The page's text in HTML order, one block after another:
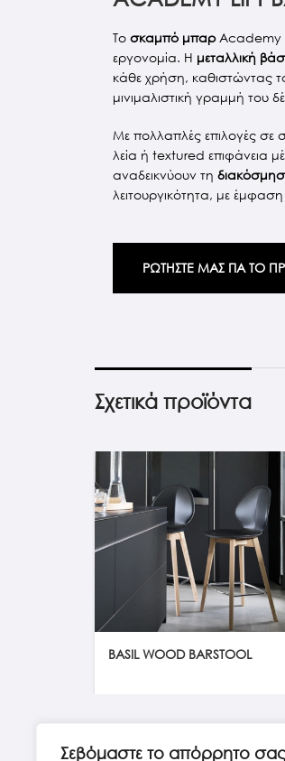
Σεβόμαστε το απόρρητο σας
Το σκαμπό μπαρAcademy
εργονομία. Η μεταλλική
κάθε χρήση, καθιστώντας
μινιμαλιστική γραμμή του
Με πολλαπλές επιλογές σε
λεία ή textured επιφάνεια
αναδεικνύουν τη
λειτουργικότητα, με
ΡΩΤΗΣΤΕ ΜΑΣ ΓΙΑ ΤΟ
Σχετικά προϊόντα
BASIL WOOD BARSTOOL